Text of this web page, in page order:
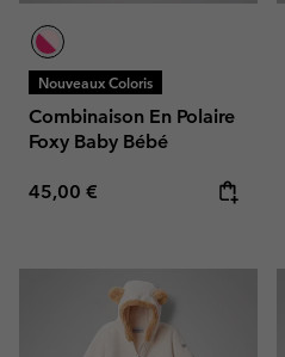
Nouveaux Coloris
Combinaison En Polaire
Foxy Baby Bébé
Regular price:
45,00 €